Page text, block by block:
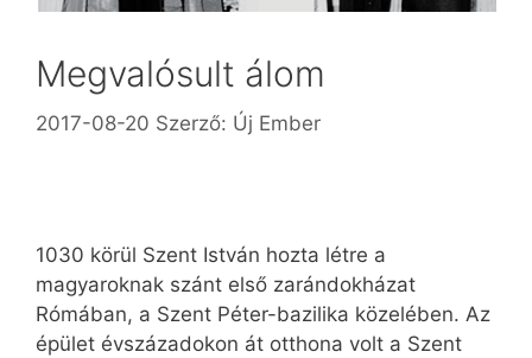
Megvalósult álom
2017-08-20 Szerző: Új Ember
1030 körül Szent István hozta létre a
magyaroknak szánt első zarándokházat
Rómában, a Szent Péter-bazilika közelében. Az
épület évszázadokon át otthona volt a Szent